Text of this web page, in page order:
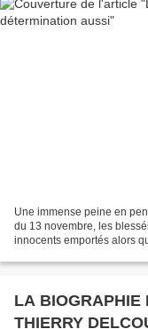
Une immense peine en
du 13 novembre, les
innocents emportés alors
LA BIOGRAPHIE
THIERRY